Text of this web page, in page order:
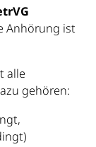
Anhörung ist
alle
gehören: